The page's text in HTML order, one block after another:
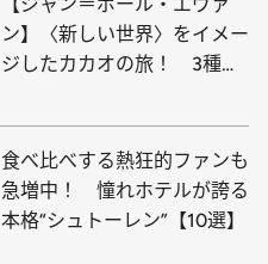
ン】〈新しい世界〉をイメー
ジしたカカオの旅！ 3種の
場
食べ比べする熱狂的ファンも
急増中！ 憧れホテルが誇る
本格“シュトーレン”【10選】